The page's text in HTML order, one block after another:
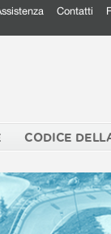
Contatti
CODICE